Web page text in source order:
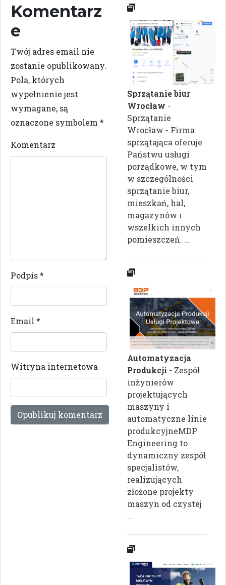
Komentarz
e
Twój adres email nie
zostanie opublikowany.
Pola, których
wypełnienie jest
wymagane, są
oznaczone symbolem *
Komentarz
Podpis*
Email *
Witryna internetowa
Sprzątanie biur
Wrocław -
Sprzątanie
Wrocław - Firma
sprzątająca oferuje
Państwu usługi
porządkowe, w tym
w szczególności
sprzątanie biur,
mieszkań, hal,
magazynów i
wszelkich innych
pomieszczeń. ...
Automatyzacja
Produkcji - Zespół
inżynierów
projektujących
maszyny i
automatyczne linie
produkcyjneMDP
Engineering to
dynamiczny zespół
specjalistów,
realizujących
złożone projekty
maszyn od czystej
...